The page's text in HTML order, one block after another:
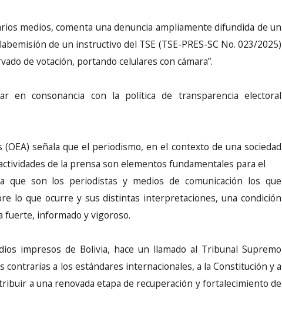
medios, comenta una denuncia ampliamente difundida de un
de un instructivo del TSE (TSE-PRES-SC No. 023/2025)
de votación, portando celulares con cámara”.
en consonancia con la política de transparencia electoral
señala que el periodismo, en el contexto de una sociedad
de la prensa son elementos fundamentales para el
que son los periodistas y medios de comunicación los que
lo que ocurre y sus distintas interpretaciones, una condición
fuerte, informado y vigoroso.
impresos de Bolivia, hace un llamado al Tribunal Supremo
contrarias a los estándares internacionales, a la Constitución y a
a una renovada etapa de recuperación y fortalecimiento de